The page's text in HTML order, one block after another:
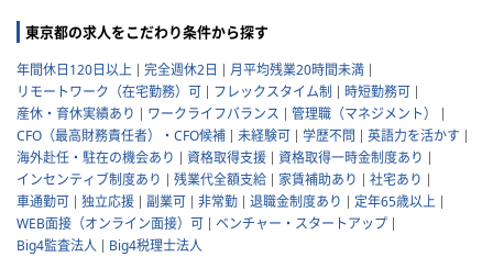
東京都の求人をこだわり条件から探す
年間休日120日以上 完全週休2日
月平均残業20時間未満
リモートワーク（在宅勤務）可
フレックスタイム制
時短勤務可
産休・育休実績あり
ワークライフバランス
管理職（マネジメント）
CFO（最高財務責任者）・CFO候補
未経験可 学歴不問
英語力を活かす
海外赴任・駐在の機会あり
資格取得支援
資格取得一時金制度あり
インセンティブ制度あり
残業代全額支給 家賃補助あり
社宅あり
車通勤可
独立応援 副業可 非常勤 退職金制度あり
定年65歳以上
WEB面接（オンライン面接）可
ベンチャー・スタートアップ
Big4監査法人
Big4税理士法人